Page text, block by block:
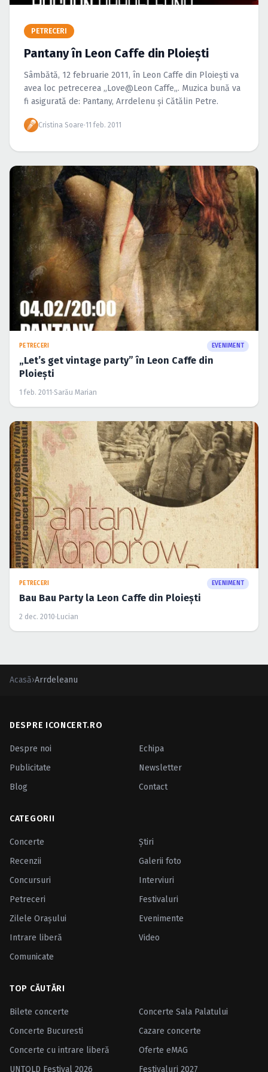
Caută în site...
PETRECERI
Pantany în Leon Caffe din Ploieşti
Sâmbătă, 12 februarie 2011, în Leon Caffe din Ploieşti va
avea loc petrecerea „Love@Leon Caffe„. Muzica bună va
fi asigurată de: Pantany, Arrdelenu şi Cătălin Petre.
Cristina Soare·11 feb. 2011
PETRECERI EVENIMENT
„Let’s get vintage party” în Leon Caffe din
Ploieşti
1 feb. 2011·Sarău Marian
PETRECERI EVENIMENT
Bau Bau Party la Leon Caffe din Ploieşti
2 dec. 2010·Lucian
Acasă›Arrdeleanu
DESPRE ICONCERT.RO
Despre noi
Echipa
Publicitate
Newsletter
Blog
Contact
CATEGORII
Concerte
Ştiri
Recenzii
Galerii foto
Concursuri
Interviuri
Petreceri
Festivaluri
Zilele Oraşului
Evenimente
Intrare liberă
Video
Comunicate
TOP CĂUTĂRI
Bilete concerte
Concerte Sala Palatului
Concerte Bucuresti
Cazare concerte
Concerte cu intrare liberă
Oferte eMAG
UNTOLD Festival 2026
Festivaluri 2027